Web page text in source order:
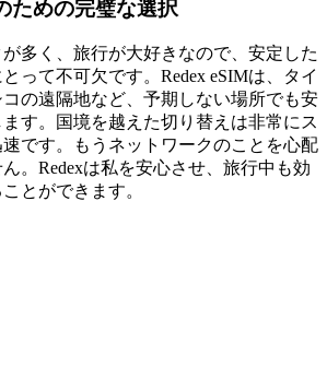
ための完璧な選択
多く、旅行が大好きなので、安定した
って不可欠です。Redex eSIMは、タイ
の遠隔地など、予期しない場所でも安
す。国境を越えた切り替えは非常にス
です。もうネットワークのことを心配
。Redexは私を安心させ、旅行中も効
とができます。